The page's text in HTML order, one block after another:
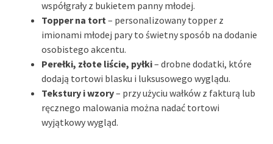
współgrały z bukietem panny młodej.
Topper na tort – personalizowany topper z
imionami młodej pary to świetny sposób na dodanie
osobistego akcentu.
Perełki, złote liście, pyłki– drobne dodatki, które
dodają tortowi blasku i luksusowego wyglądu.
Tekstury i wzory– przy użyciu wałków z fakturą lub
ręcznego malowania można nadać tortowi
wyjątkowy wygląd.